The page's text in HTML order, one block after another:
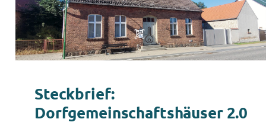
Steckbrief:
Dorfgemeinschaftshäuser 2.0